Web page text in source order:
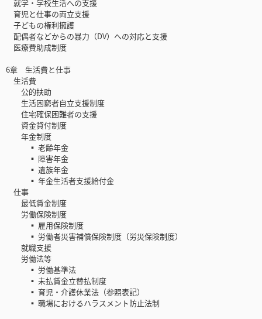
就学・学校生活への支援
育児と仕事の両立支援
子どもの権利擁護
配偶者などからの暴力（DV）への対応と支援
医療費助成制度
6章 生活費と仕事
生活費
公的扶助
生活困窮者自立支援制度
住宅確保困難者の支援
資金貸付制度
年金制度
▪ 老齢年金
▪ 障害年金
▪ 遺族年金
▪ 年金生活者支援給付金
仕事
最低賃金制度
労働保険制度
▪ 雇用保険制度
▪ 労働者災害補償保険制度（労災保険制度）
就職支援
労働法等
▪ 労働基準法
▪ 未払賃金立替払制度
▪ 育児・介護休業法（参照表記）
▪ 職場におけるハラスメント防止法制